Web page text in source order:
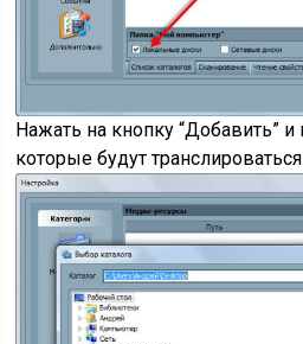
Нажать на кнопку “Добавить”
которые будут